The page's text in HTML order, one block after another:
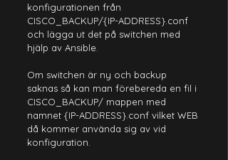
konfigurationen från
CISCO_BACKUP/{IP-ADDRESS}.conf
och lägga ut det på switchen med
hjälp av Ansible.
Om switchen är ny och backup
saknas så kan man förebereda en fil i
CISCO_BACKUP/ mappen med
namnet {IP-ADDRESS}.conf vilket WEB
då kommer använda sig av vid
konfiguration.